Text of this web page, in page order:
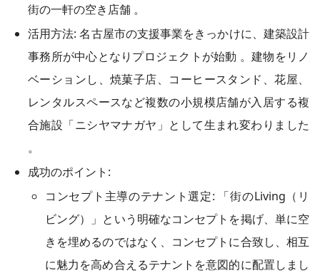
街の一軒の空き店舗 。
活用方法: 名古屋市の支援事業をきっかけに、建築設計
事務所が中心となりプロジェクトが始動 。建物をリノ
ベーションし、焼菓子店、コーヒースタンド、花屋、
レンタルスペースなど複数の小規模店舗が入居する複
合施設「ニシヤマナガヤ」として生まれ変わりました
。
成功のポイント:
コンセプト主導のテナント選定: 「街のLiving（リ
ビング）」という明確なコンセプトを掲げ、単に空
きを埋めるのではなく、コンセプトに合致し、相互
に魅力を高め合えるテナントを意図的に配置しまし